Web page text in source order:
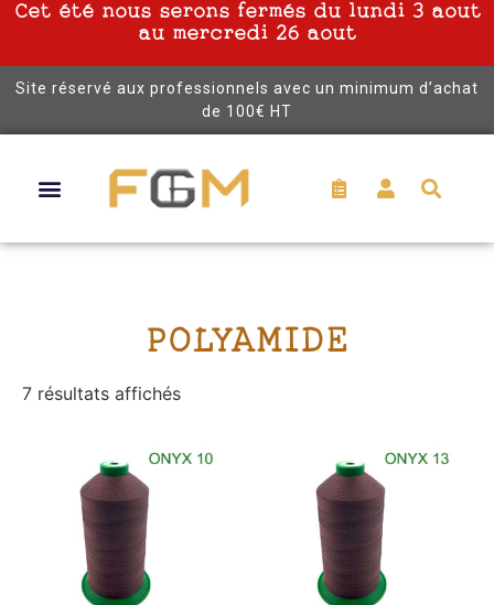
Cet été nous serons fermés du lundi 3 aout
au mercredi 26 aout
Site réservé aux professionnels avec un minimum d’achat
de 100€ HT
POLYAMIDE
7 résultats affichés